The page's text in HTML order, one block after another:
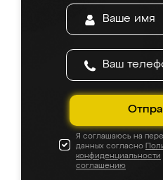
Я соглашаюсь на
данных согласно
конфиденциальности
соглашению